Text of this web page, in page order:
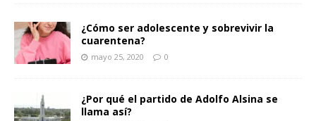
¿Cómo ser adolescente y sobrevivir la
cuarentena?
mayo 25, 2020 0
¿Por qué el partido de Adolfo Alsina se
llama así?